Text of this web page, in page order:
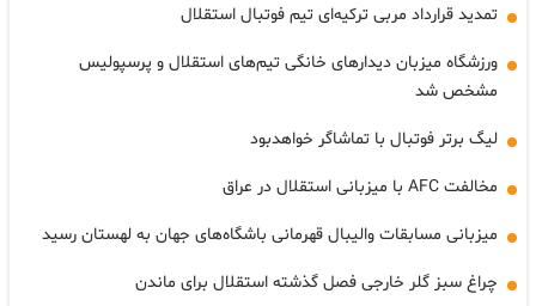
تمدید قرارداد مربی ترکیه‌ای تیم فوتبال استقلال
ورزشگاه میزبان دیدارهای خانگی تیم‌های استقلال و پرسپولیس
مشخص شد
لیگ برتر فوتبال با تماشاگر خواهدبود
مخالفت AFC با میزبانی استقلال در عراق
میزبانی مسابقات والیبال قهرمانی باشگاه‌های جهان به لهستان رسید
چراغ سبز گلر خارجی فصل گذشته استقلال برای ماندن